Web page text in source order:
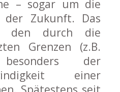
– sogar um die
der Zukunft. Das
den durch die
Grenzen (z.B.
der
einer